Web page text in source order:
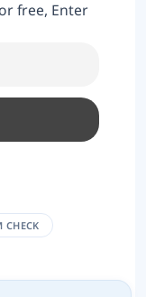
free, Enter
CHECK